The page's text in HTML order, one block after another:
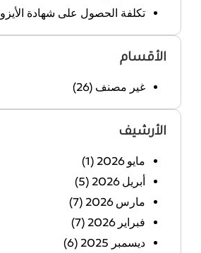
تكلفة الحصول على شهادة الأيزو 9001
الأقسام
غير مصنف (26)
الأرشيف
مايو 2026
(1)
أبريل 2026
(5)
مارس 2026
(7)
فبراير 2026
(7)
ديسمبر 2025
(6)